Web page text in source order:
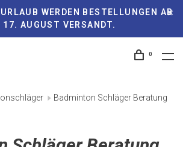
WERDEN BESTELLUNGEN AB
17. AUGUST VERSANDT.
0
Badminton Schläger Beratung